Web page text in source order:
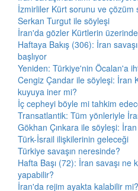
İzmirliler Kürt sorunu ve çözüm
Serkan Turgut ile söyleşi
İran'da gözler Kürtlerin üzerinde
Haftaya Bakış (306): İran
başlıyor
Yeniden: Türkiye'nin Öcalan'a
Cengiz Çandar ile söyleşi: İran
kuyuya iner mi?
İç cepheyi böyle mi tahkim
Transatlantik: Tüm yönleriyle
Gökhan Çınkara ile söyleşi:
Türk-İsrail ilişkilerinin geleceği
Türkiye savaşın neresinde?
Hafta Başı (72): İran savaşı
yapabilir?
İran'da rejim ayakta kalabilir mi?